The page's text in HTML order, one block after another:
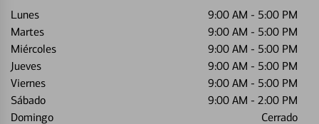
Lunes 9:00 AM - 5:00 PM
Martes
9:00 AM - 5:00 PM
Miércoles
9:00 AM - 5:00 PM
Jueves
9:00 AM - 5:00 PM
Viernes
9:00 AM - 5:00 PM
Sábado
9:00 AM - 2:00 PM
Domingo
Cerrado